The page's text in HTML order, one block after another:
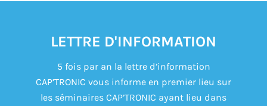
LETTRE D'INFORMATION
5 fois par an la lettre d’information
CAP’TRONIC vous informe en premier lieu sur
les séminaires CAP’TRONIC ayant lieu dans